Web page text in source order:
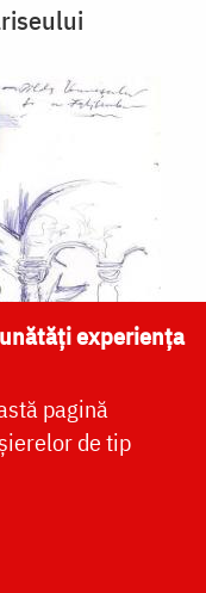
experiența
pagină
de tip